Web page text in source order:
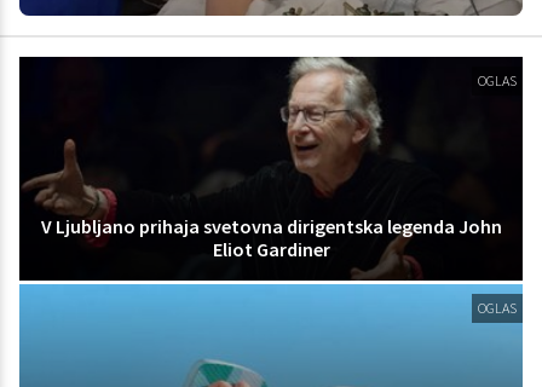
OGLAS
V Ljubljano prihaja svetovna dirigentska legenda John
Eliot Gardiner
OGLAS